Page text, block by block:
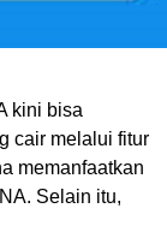
kini bisa
cair melalui fitur
memanfaatkan
Selain itu,